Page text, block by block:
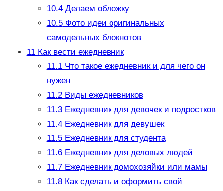
10.4Делаем обложку
10.5Фото идеи оригинальных
самодельных блокнотов
11Как вести ежедневник
11.1Что такое ежедневник и для чего он
нужен
11.2Виды ежедневников
11.3Ежедневник для девочек и подростков
11.4Ежедневник для девушек
11.5Ежедневник для студента
11.6Ежедневник для деловых людей
11.7Ежедневник домохозяйки или мамы
11.8Как сделать и оформить свой